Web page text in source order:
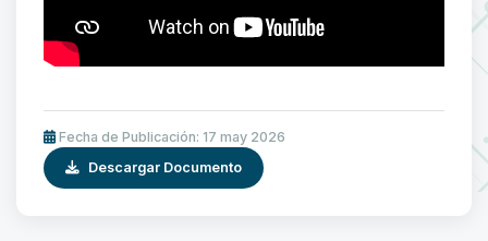
Fecha de Publicación: 17 may 2026
Descargar Documento